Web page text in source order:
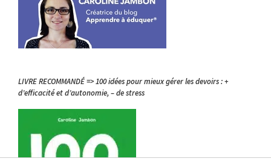
LIVRE RECOMMANDÉ => 100 idées pour mieux gérer les devoirs : +
d’efficacité et d’autonomie, – de stress